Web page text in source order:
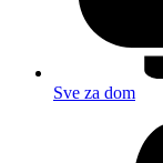
Sve za dom